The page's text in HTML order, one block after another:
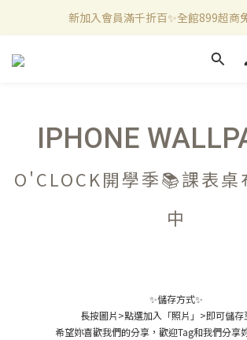
新加入會員滿千折百✨全館899超商
新加入會員滿千折百✨全館899超商
官方LINE好友募集中🤍加入領取50
IPHONE
O'CLOCK開學季📚課表桌
中
✨儲存方式✨
長按圖片>點選加入「照片」>即可儲存
希望妳喜歡我們的分享，歡迎Tag和我們分享